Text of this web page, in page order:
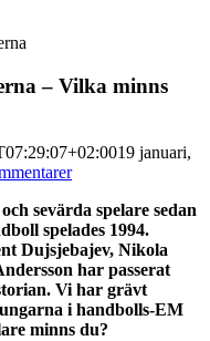
– Vilka minns
19 januari,
sevärda spelare sedan
spelades 1994.
Dujsjebajev, Nikola
har passerat
Vi har grävt
i handbolls-EM
minns du?